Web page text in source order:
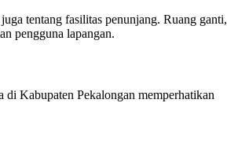
tentang fasilitas penunjang. Ruang ganti,
pengguna lapangan.
di Kabupaten Pekalongan memperhatikan